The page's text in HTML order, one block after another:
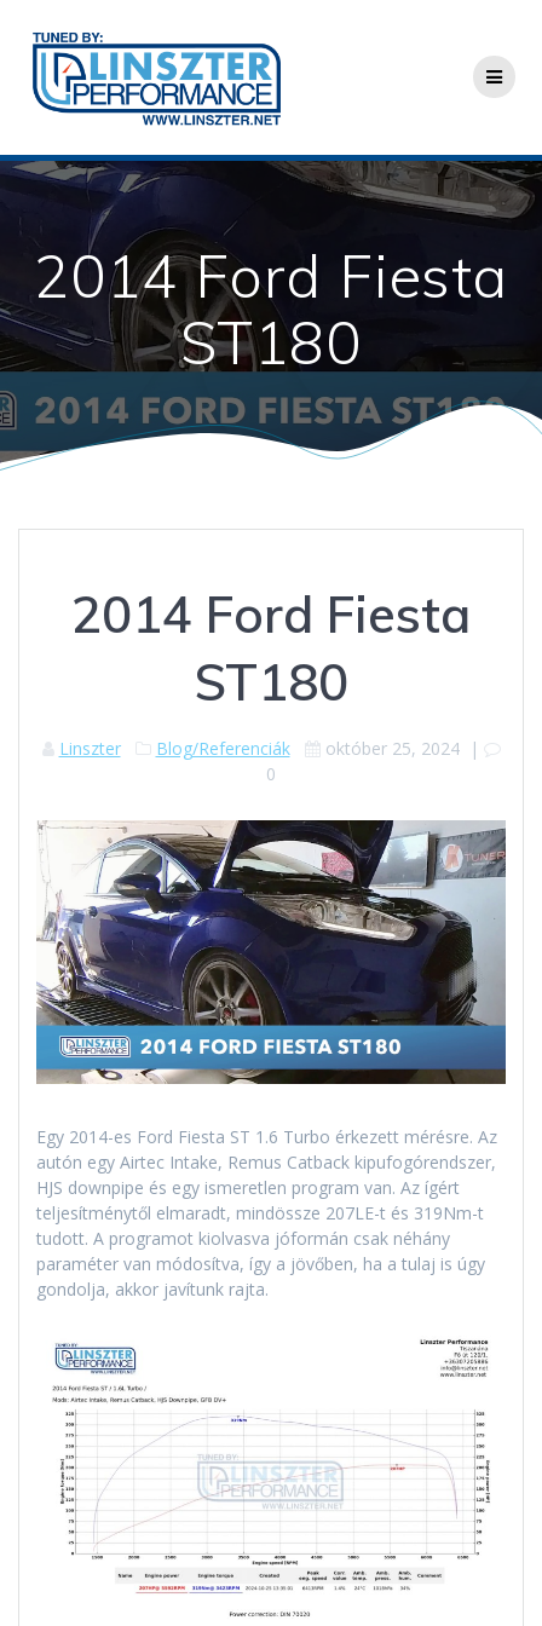
content
2014 Ford Fiesta
ST180
2014 Ford Fiesta
ST180
Linszter Blog/Referenciák október 25, 2024|
0
Egy 2014-es Ford Fiesta ST 1.6 Turbo érkezett mérésre. Az
autón egy Airtec Intake, Remus Catback kipufogórendszer,
HJS downpipe és egy ismeretlen program van. Az ígért
teljesítménytől elmaradt, mindössze 207LE-t és 319Nm-t
tudott. A programot kiolvasva jóformán csak néhány
paraméter van módosítva, így a jövőben, ha a tulaj is úgy
gondolja, akkor javítunk rajta.